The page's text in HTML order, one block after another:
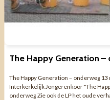
The Happy Generation –
The Happy Generation – onderweg
Interkerkelijk Jongerenkoor "The
onderweg Zie ook de LP het oude